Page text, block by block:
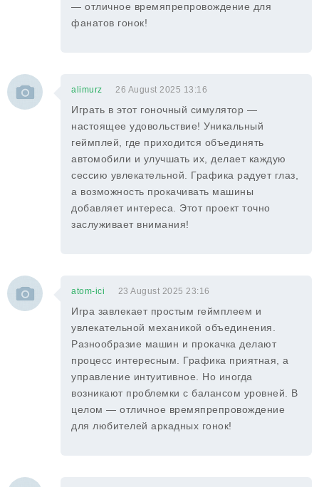
— отличное времяпрепровождение для
фанатов гонок!
alimurz 26 August 2025 13:16
Играть в этот гоночный симулятор —
настоящее удовольствие! Уникальный
геймплей, где приходится объединять
автомобили и улучшать их, делает каждую
сессию увлекательной. Графика радует глаз,
а возможность прокачивать машины
добавляет интереса. Этот проект точно
заслуживает внимания!
atom-ici 23 August 2025 23:16
Игра завлекает простым геймплеем и
увлекательной механикой объединения.
Разнообразие машин и прокачка делают
процесс интересным. Графика приятная, а
управление интуитивное. Но иногда
возникают проблемки с балансом уровней. В
целом — отличное времяпрепровождение
для любителей аркадных гонок!